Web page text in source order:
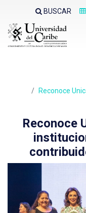
sitio
web
BUSCAR
Reconoce
Reconoce